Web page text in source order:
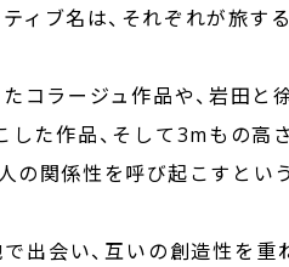
ブ名は、それぞれが旅する
コラージュ作品や、岩田と
た作品、そして3mもの高
の関係性を呼び起こすとい
出会い、互いの創造性を重